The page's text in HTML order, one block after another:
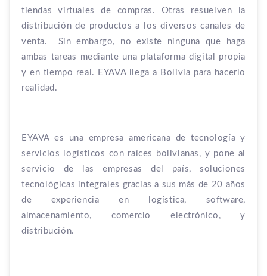
tiendas virtuales de compras. Otras resuelven la
distribución de productos a los diversos canales de
venta.
Sin embargo, no existe ninguna que haga
ambas tareas mediante una plataforma digital propia
y en tiempo real. EYAVA llega a Bolivia para hacerlo
realidad.
EYAVA es una empresa americana de tecnología y
servicios logísticos con raíces bolivianas, y pone al
servicio de las empresas del país, soluciones
tecnológicas integrales gracias a sus más de 20 años
de experiencia en logística, software,
almacenamiento, comercio electrónico, y
distribución.